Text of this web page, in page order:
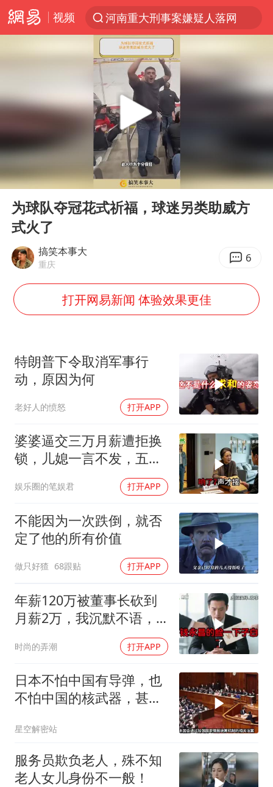
视频
河南重大刑事案嫌疑人落网
光影经济撬动暑期消费新蓝海
浙江上海等地有大雨或暴雨
《欢迎来龙餐馆》口碑
香港正式允许“拒绝抢救”
视频丨中国东方电气集团原党组副书记、董事宋致远被查
香港宏福苑火灾或由烟头引起
几元成本的AI广告导致千万市值蒸发
酒店回应车内过夜被收150元
白海豚将正面袭击贯穿浙江
商场现钱学森巨幅海报 负责人回应
乐享全民健身 共筑健康中国
Play
00:00 00:28
为球队夺冠花式祈福，球迷另类助威方
式火了
搞笑本事大
重庆 6
打开网易新闻 体验效果更佳
特朗普下令取消军事行
动，原因为何
老好人的愤怒 打开APP
婆婆逼交三万月薪遭拒换
锁，儿媳一言不发，五天
娱乐圈的笔娱君 打开APP
不能因为一次跌倒，就否
定了他的所有价值
做只好猹 68跟贴 打开APP
年薪120万被董事长砍到
月薪2万，我沉默不语，
当天竞品出12倍薪资挖走
我
时尚的弄潮 打开APP
日本不怕中国有导弹，也
不怕中国的核武器，甚至
星空解密站
服务员欺负老人，殊不知
老人女儿身份不一般！